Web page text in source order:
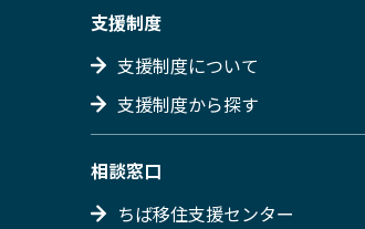
支援制度
支援制度について
支援制度から探す
相談窓口
ちば移住支援センター